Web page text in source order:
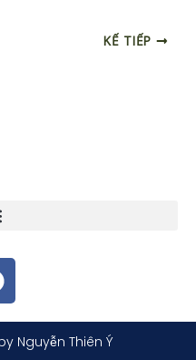
KẾ TIẾP
Nguyễn Thiên Ý